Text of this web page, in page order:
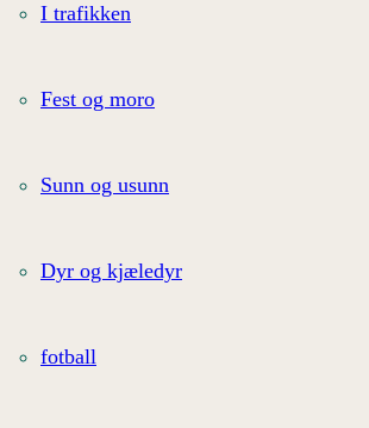
I trafikken
Fest og moro
Sunn og usunn
Dyr og kjæledyr
fotball